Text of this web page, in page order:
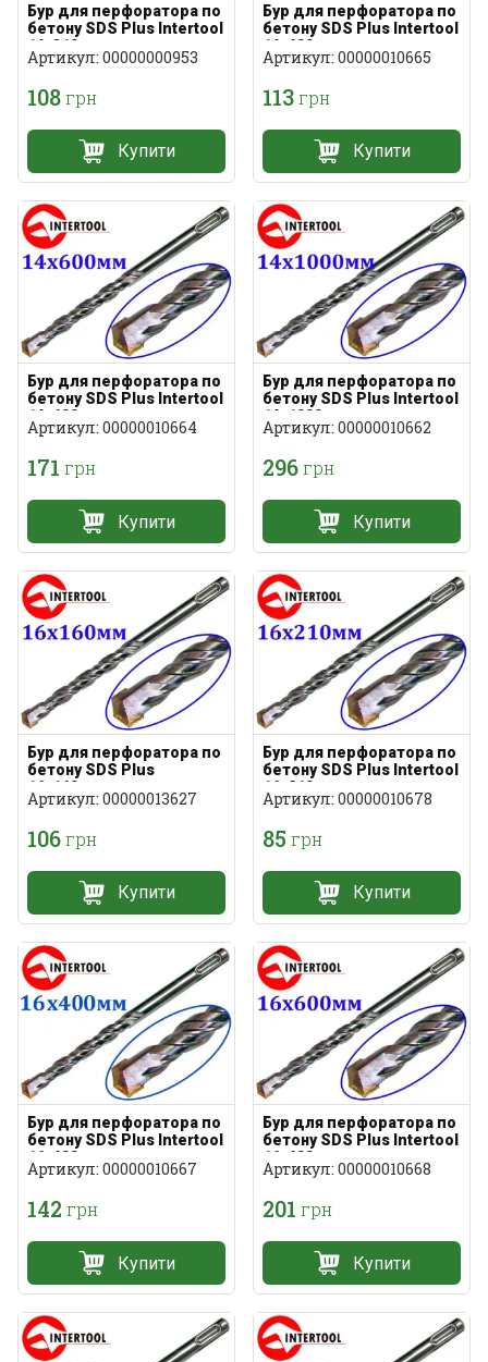
Бур для перфоратора по
бетону SDS Plus Intertool
14х310мм
Артикул: 00000000953
108грн
Купити
Бур для перфоратора по
бетону SDS Plus Intertool
14х400мм
Артикул: 00000010665
113грн
Купити
Бур для перфоратора по
бетону SDS Plus Intertool
14х600мм
Артикул: 00000010664
171 грн
Купити
Бур для перфоратора по
бетону SDS Plus Intertool
14х1000мм
Артикул: 00000010662
296грн
Купити
Бур для перфоратора по
бетону SDS Plus
16х160мм
Артикул: 00000013627
106грн
Купити
Бур для перфоратора по
бетону SDS Plus Intertool
16х210мм
Артикул: 00000010678
85 грн
Купити
Бур для перфоратора по
бетону SDS Plus Intertool
16х400мм
Артикул: 00000010667
142 грн
Купити
Бур для перфоратора по
бетону SDS Plus Intertool
16х600мм
Артикул: 00000010668
201 грн
Купити